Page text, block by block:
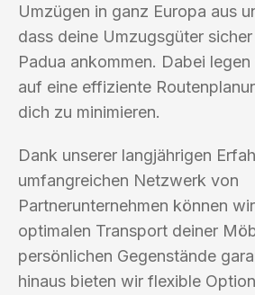
Umzügen in ganz Europa aus
dass deine Umzugsgüter
Padua ankommen. Dabei
auf eine effiziente
dich zu minimieren.
Dank unserer langjährigen
umfangreichen Netzwerk von
Partnerunternehmen können
optimalen Transport deiner
persönlichen Gegenstände
hinaus bieten wir flexible